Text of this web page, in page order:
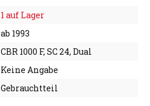
1 auf Lager
ab 1993
CBR 1000 F, SC 24, Dual
Keine Angabe
Gebrauchtteil